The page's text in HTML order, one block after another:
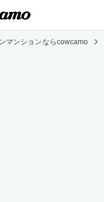
マンションならcowcamo